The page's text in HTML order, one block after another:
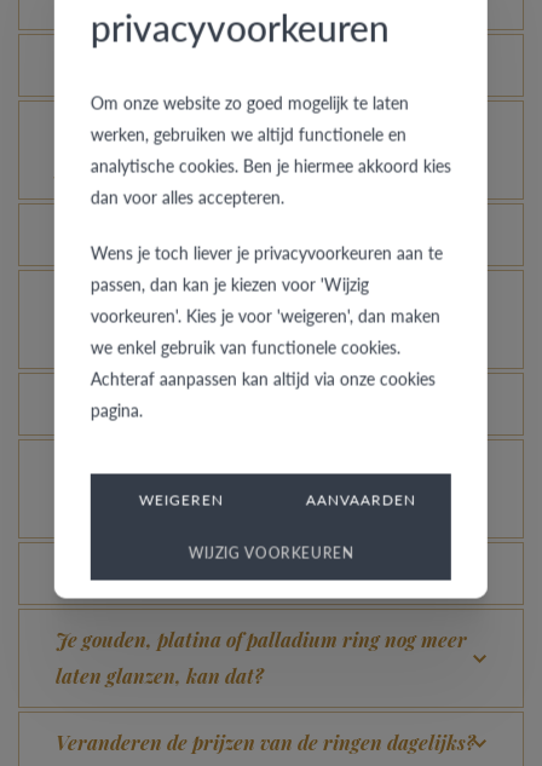
Voor welke ringen is de diefstalverzekering
geldig?
Hoe kan ik zien hoe de ring er uit ziet in een
andere kleur of breedte?
Wat betekent de VdB&VR kwaliteitsgarantie?
Hoe vermijd je dat het gerhodineerd wit goud
verandert in champagnekleur?
Je gouden, platina of palladium ring nog meer
laten glanzen, kan dat?
Veranderen de prijzen van de ringen dagelijks?
privacyvoorkeuren
Om onze website zo goed mogelijk te laten
werken, gebruiken we altijd functionele en
analytische cookies. Ben je hiermee akkoord kies
dan voor alles accepteren.
Wens je toch liever je privacyvoorkeuren aan te
passen, dan kan je kiezen voor 'Wijzig
voorkeuren'. Kies je voor 'weigeren', dan maken
we enkel gebruik van functionele cookies.
Achteraf aanpassen kan altijd via onze cookies
pagina.
WEIGEREN AANVAARDEN
WIJZIG VOORKEUREN